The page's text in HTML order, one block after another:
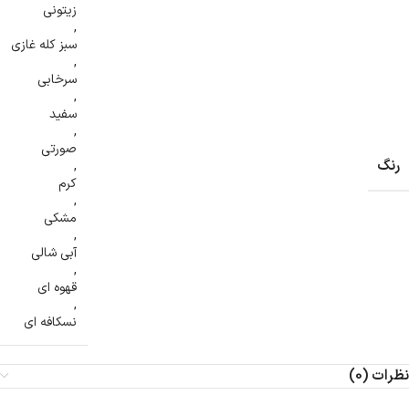
رنگ
زیتونی
,
سبز کله غازی
,
سرخابی
,
سفید
,
صورتی
,
کرم
,
مشکی
,
آبی شالی
,
قهوه ای
,
نسکافه ای
نظرات (0)